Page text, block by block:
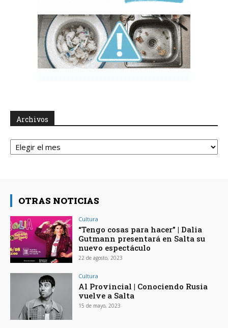
Archivos
Archivos
OTRAS NOTICIAS
Cultura
“Tengo cosas para hacer” | Dalia
Gutmann presentará en Salta su
nuevo espectáculo
22 de agosto, 2023
Cultura
Al Provincial | Conociendo Rusia
vuelve a Salta
15 de mayo, 2023